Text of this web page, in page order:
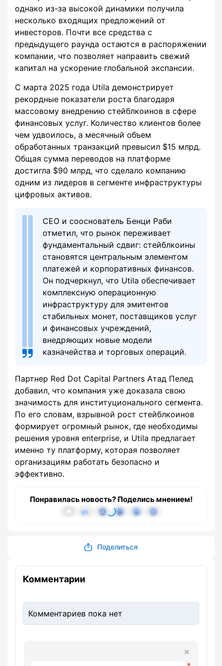
однако из-за высокой динамики получила
несколько входящих предложений от
инвесторов. Почти все средства с
предыдущего раунда остаются в распоряжении
компании, что позволяет направить свежий
капитал на ускорение глобальной экспансии.
С марта 2025 года Utila демонстрирует
рекордные показатели роста благодаря
массовому внедрению стейблкоинов в сфере
финансовых услуг. Количество клиентов более
чем удвоилось, а месячный объем
обработанных транзакций превысил $15 млрд.
Общая сумма переводов на платформе
достигла $90 млрд, что сделало компанию
одним из лидеров в сегменте инфраструктуры
цифровых активов.
CEO и сооснователь Бенци Раби
отметил, что рынок переживает
фундаментальный сдвиг: стейблкоины
становятся центральным элементом
платежей и корпоративных финансов.
Он подчеркнул, что Utila обеспечивает
комплексную операционную
инфраструктуру для эмитентов
стабильных монет, поставщиков услуг
и финансовых учреждений,
внедряющих новые модели
казначейства и торговых операций.
Партнер Red Dot Capital Partners Атад Пелед
добавил, что компания уже доказала свою
значимость для институционального сегмента.
По его словам, взрывной рост стейблкоинов
формирует огромный рынок, где необходимы
решения уровня enterprise, и Utila предлагает
именно ту платформу, которая позволяет
организациям работать безопасно и
эффективно.
Понравилась новость? Поделись мнением!
Поделиться
Комментарии
Комментариев пока нет